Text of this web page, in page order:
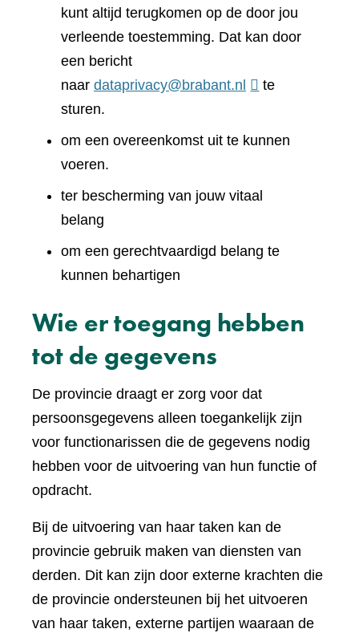
kunt altijd terugkomen op de door jou
verleende toestemming. Dat kan door
een bericht
naar dataprivacy@brabant.nl
te
sturen.
om een overeenkomst uit te kunnen
voeren.
ter bescherming van jouw vitaal
belang
om een gerechtvaardigd belang te
kunnen behartigen
Wie er toegang hebben
tot de gegevens
De provincie draagt er zorg voor dat
persoonsgegevens alleen toegankelijk zijn
voor functionarissen die de gegevens nodig
hebben voor de uitvoering van hun functie of
opdracht.
Bij de uitvoering van haar taken kan de
provincie gebruik maken van diensten van
derden. Dit kan zijn door externe krachten die
de provincie ondersteunen bij het uitvoeren
van haar taken, externe partijen waaraan de